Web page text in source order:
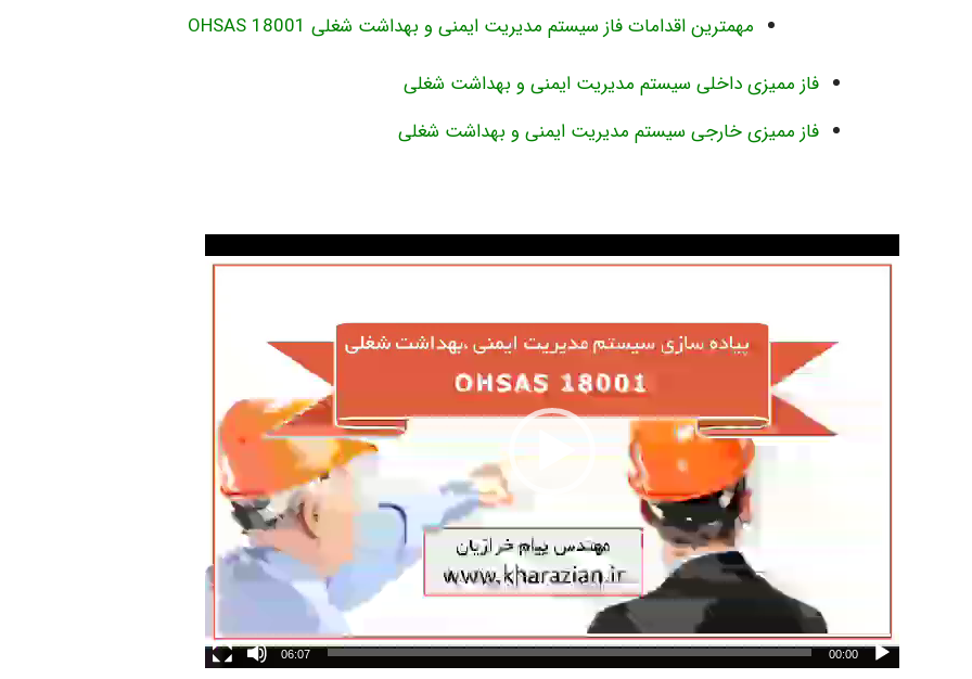
مهمترین اقدامات فاز سیستم مدیریت ایمنی و بهداشت شغلی OHSAS 18001
فاز ممیزی داخلی سیستم مدیریت ایمنی و بهداشت شغلی
فاز ممیزی خارجی سیستم مدیریت ایمنی و بهداشت شغلی
نمایشگر
00:00
06:07